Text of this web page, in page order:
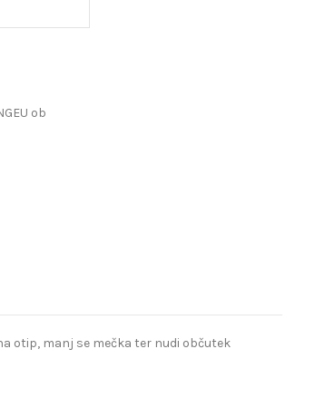
ob
otip, manj se mečka ter nudi občutek